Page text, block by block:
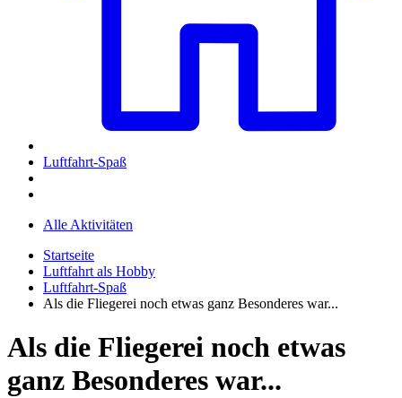
Luftfahrt-Spaß
Alle Aktivitäten
Startseite
Luftfahrt als Hobby
Luftfahrt-Spaß
Als die Fliegerei noch etwas ganz Besonderes war...
Als die Fliegerei noch etwas
ganz Besonderes war...